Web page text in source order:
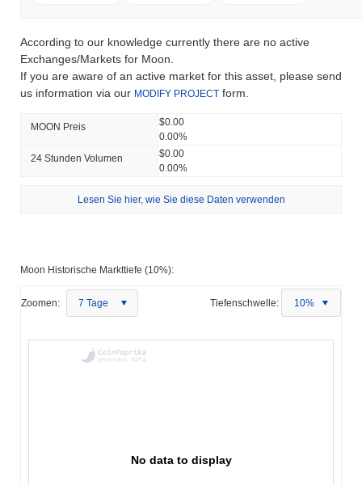
According to our knowledge currently there are no active
Exchanges/Markets for Moon.
If you are aware of an active market for this asset, please send
us information via our MODIFY PROJECT form.
MOON Preis
$0.00
0.00%
24 Stunden Volumen
$0.00
0.00%
Lesen Sie hier, wie Sie diese Daten verwenden
Moon Historische Markttiefe (10%):
Zoomen: 7 Tage Tiefenschwelle: 10%
No data to display